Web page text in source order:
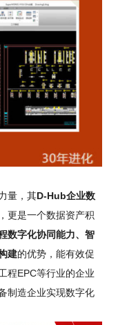
量，其D-Hub企业数
更是一个数据资产积
数字化协同能力、智
建的优势，能有效促
程EPC等行业的企业
制造企业实现数字化